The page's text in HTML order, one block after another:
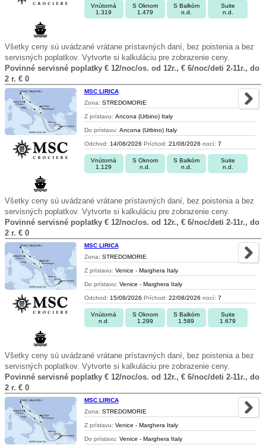
Vnútorná
1.319
S Oknom
1.479
S Balkóm
n.d.
Suite
n.d.
Všetky ceny sú uvádzané vrátane prístavných daní, bez poistenia a bez
servisných poplatkov. Vytvorte si kalkuláciu pre zobrazenie ceny.
Povinné servisné poplatky € 12/noc/os. od 12r., € 6/noc/deti 2-11r., do
2 r. € 0
MSC LIRICA
Zona: STREDOMORIE
Z prístavu: Ancona (Urbino) Italy
Do prístavu: Ancona (Urbino) Italy
Odchod: 14/08/2026 Príchod: 21/08/2026 nocí: 7
Vnútorná
1.129
S Oknom
n.d.
S Balkóm
n.d.
Suite
n.d.
Všetky ceny sú uvádzané vrátane prístavných daní, bez poistenia a bez
servisných poplatkov. Vytvorte si kalkuláciu pre zobrazenie ceny.
Povinné servisné poplatky € 12/noc/os. od 12r., € 6/noc/deti 2-11r., do
2 r. € 0
MSC LIRICA
Zona: STREDOMORIE
Z prístavu: Venice - Marghera Italy
Do prístavu: Venice - Marghera Italy
Odchod: 15/08/2026 Príchod: 22/08/2026 nocí: 7
Vnútorná
n.d.
S Oknom
1.299
S Balkóm
1.589
Suite
1.679
Všetky ceny sú uvádzané vrátane prístavných daní, bez poistenia a bez
servisných poplatkov. Vytvorte si kalkuláciu pre zobrazenie ceny.
Povinné servisné poplatky € 12/noc/os. od 12r., € 6/noc/deti 2-11r., do
2 r. € 0
MSC LIRICA
Zona: STREDOMORIE
Z prístavu: Venice - Marghera Italy
Do prístavu: Venice - Marghera Italy